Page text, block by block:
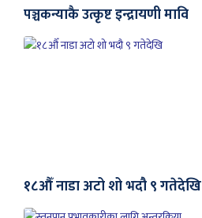
पञ्चकन्याकै उत्कृष्ट इन्द्रायणी मावि
१८औँ नाडा अटो शो भदौ ९ गतेदेखि